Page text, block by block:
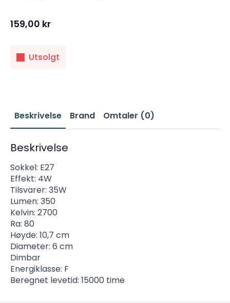
159,00 kr
Utsolgt
Beskrivelse Brand Omtaler (0)
Beskrivelse
Sokkel: E27
Effekt: 4W
Tilsvarer: 35W
Lumen: 350
Kelvin: 2700
Ra: 80
Høyde: 10,7 cm
Diameter: 6 cm
Dimbar
Energiklasse: F
Beregnet levetid: 15000 time